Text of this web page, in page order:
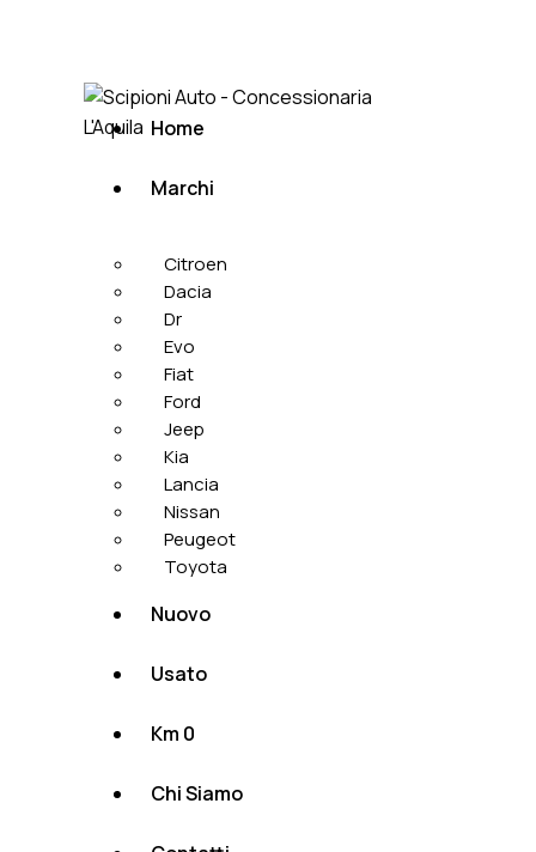
Home
Marchi
Citroen
Dacia
Dr
Evo
Fiat
Ford
Jeep
Kia
Lancia
Nissan
Peugeot
Toyota
Nuovo
Usato
Km 0
Chi Siamo